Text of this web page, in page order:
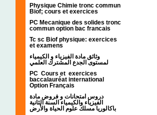
Physique Chimie tronc commun
Biof; cours et exercices
PC Mecanique des solides tronc
commun option bac francais
Tc sc Biof physique: exercices
et examens
وثائق مادة الفيزياء و الكيمياء
PC Cours et exercices
baccalauréat international
Option Français
دروس امتحانات و فروض مادة
الفيزياء والكيمياء السنة الثانية
باكالوريا مسلك علوم الحياة والأرض